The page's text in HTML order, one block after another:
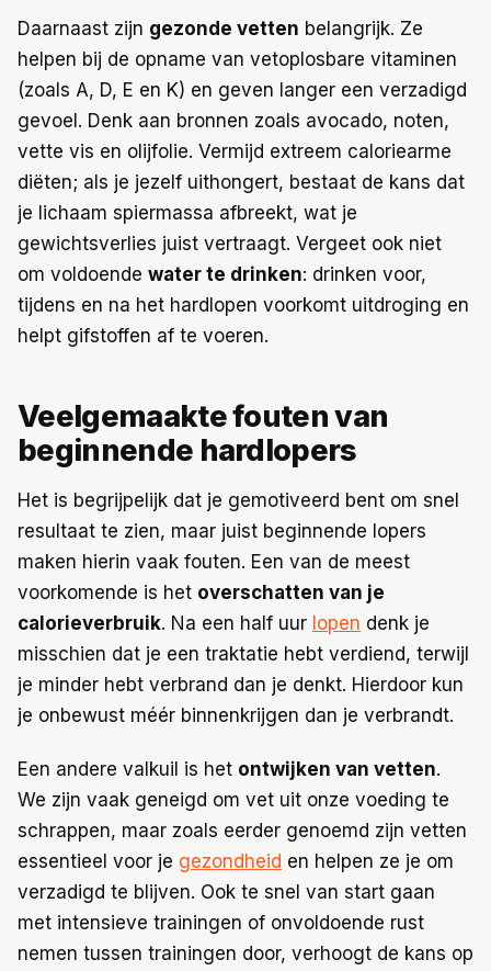
Daarnaast zijn gezonde vetten belangrijk. Ze
helpen bij de opname van vetoplosbare vitaminen
(zoals A, D, E en K) en geven langer een verzadigd
gevoel. Denk aan bronnen zoals avocado, noten,
vette vis en olijfolie. Vermijd extreem caloriearme
diëten; als je jezelf uithongert, bestaat de kans dat
je lichaam spiermassa afbreekt, wat je
gewichtsverlies juist vertraagt. Vergeet ook niet
om voldoende water te drinken: drinken voor,
tijdens en na het hardlopen voorkomt uitdroging en
helpt gifstoffen af te voeren.
Veelgemaakte fouten van
beginnende hardlopers
Het is begrijpelijk dat je gemotiveerd bent om snel
resultaat te zien, maar juist beginnende lopers
maken hierin vaak fouten. Een van de meest
voorkomende is het overschatten van je
calorieverbruik. Na een half uur lopen denk je
misschien dat je een traktatie hebt verdiend, terwijl
je minder hebt verbrand dan je denkt. Hierdoor kun
je onbewust méér binnenkrijgen dan je verbrandt.
Een andere valkuil is het ontwijken van vetten.
We zijn vaak geneigd om vet uit onze voeding te
schrappen, maar zoals eerder genoemd zijn vetten
essentieel voor je gezondheid en helpen ze je om
verzadigd te blijven. Ook te snel van start gaan
met intensieve trainingen of onvoldoende rust
nemen tussen trainingen door, verhoogt de kans op